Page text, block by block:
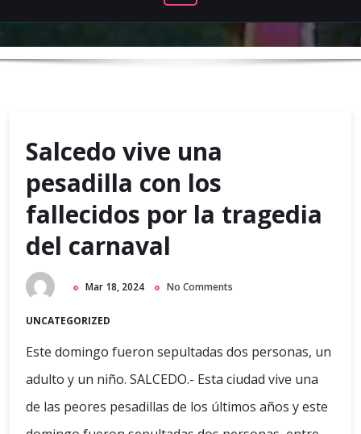
Salcedo vive una
pesadilla con los
fallecidos por la tragedia
del carnaval
Mar 18, 2024 No Comments
UNCATEGORIZED
Este domingo fueron sepultadas dos personas, un
adulto y un niño. SALCEDO.- Esta ciudad vive una
de las peores pesadillas de los últimos años y este